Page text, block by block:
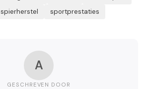
spierherstel sportprestaties
A
GESCHREVEN DOOR